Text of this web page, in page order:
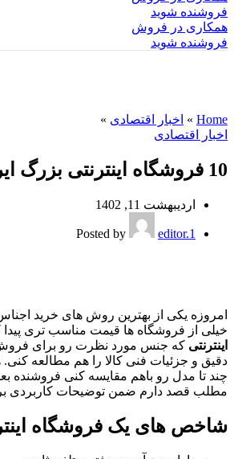
فروشنده شوید
همکاری در فروش
فروشنده شوید
Home
» اخبار اقتصادی »
اخبار اقتصادی
10 فروشگاه اینترنتی بزرگ ایران
اردیبهشت 11, 1402
Posted by editor.1
امروزه یکی از بهترین روش های خرید
خیلی از فروشگاه ها قیمت مناسب تری
اینترنتی که جنس مورد نظرت رو برای فروش
دقیق و جزئیات فنی کالا را هم مطالعه
چند تا مدل رو باهم مقایسه کنی فروشنده
مطلب قصد دارم ضمن توضیحات کاربردی برای انتخاب بهترین فروشگاه
شاخص های یک فروشگاه